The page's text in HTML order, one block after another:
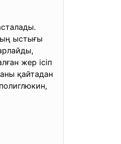
ыстығы
жер ісіп
қайтадан